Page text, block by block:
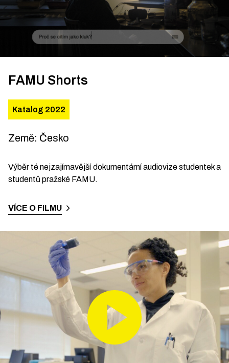
FAMU Shorts
Katalog 2022
Země: Česko
Výběr té nejzajímavější dokumentární audiovize studentek a
studentů pražské FAMU.
VÍCE O FILMU